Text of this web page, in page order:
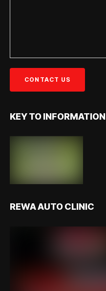
KEY TO INFORMATION
REWA AUTO CLINIC